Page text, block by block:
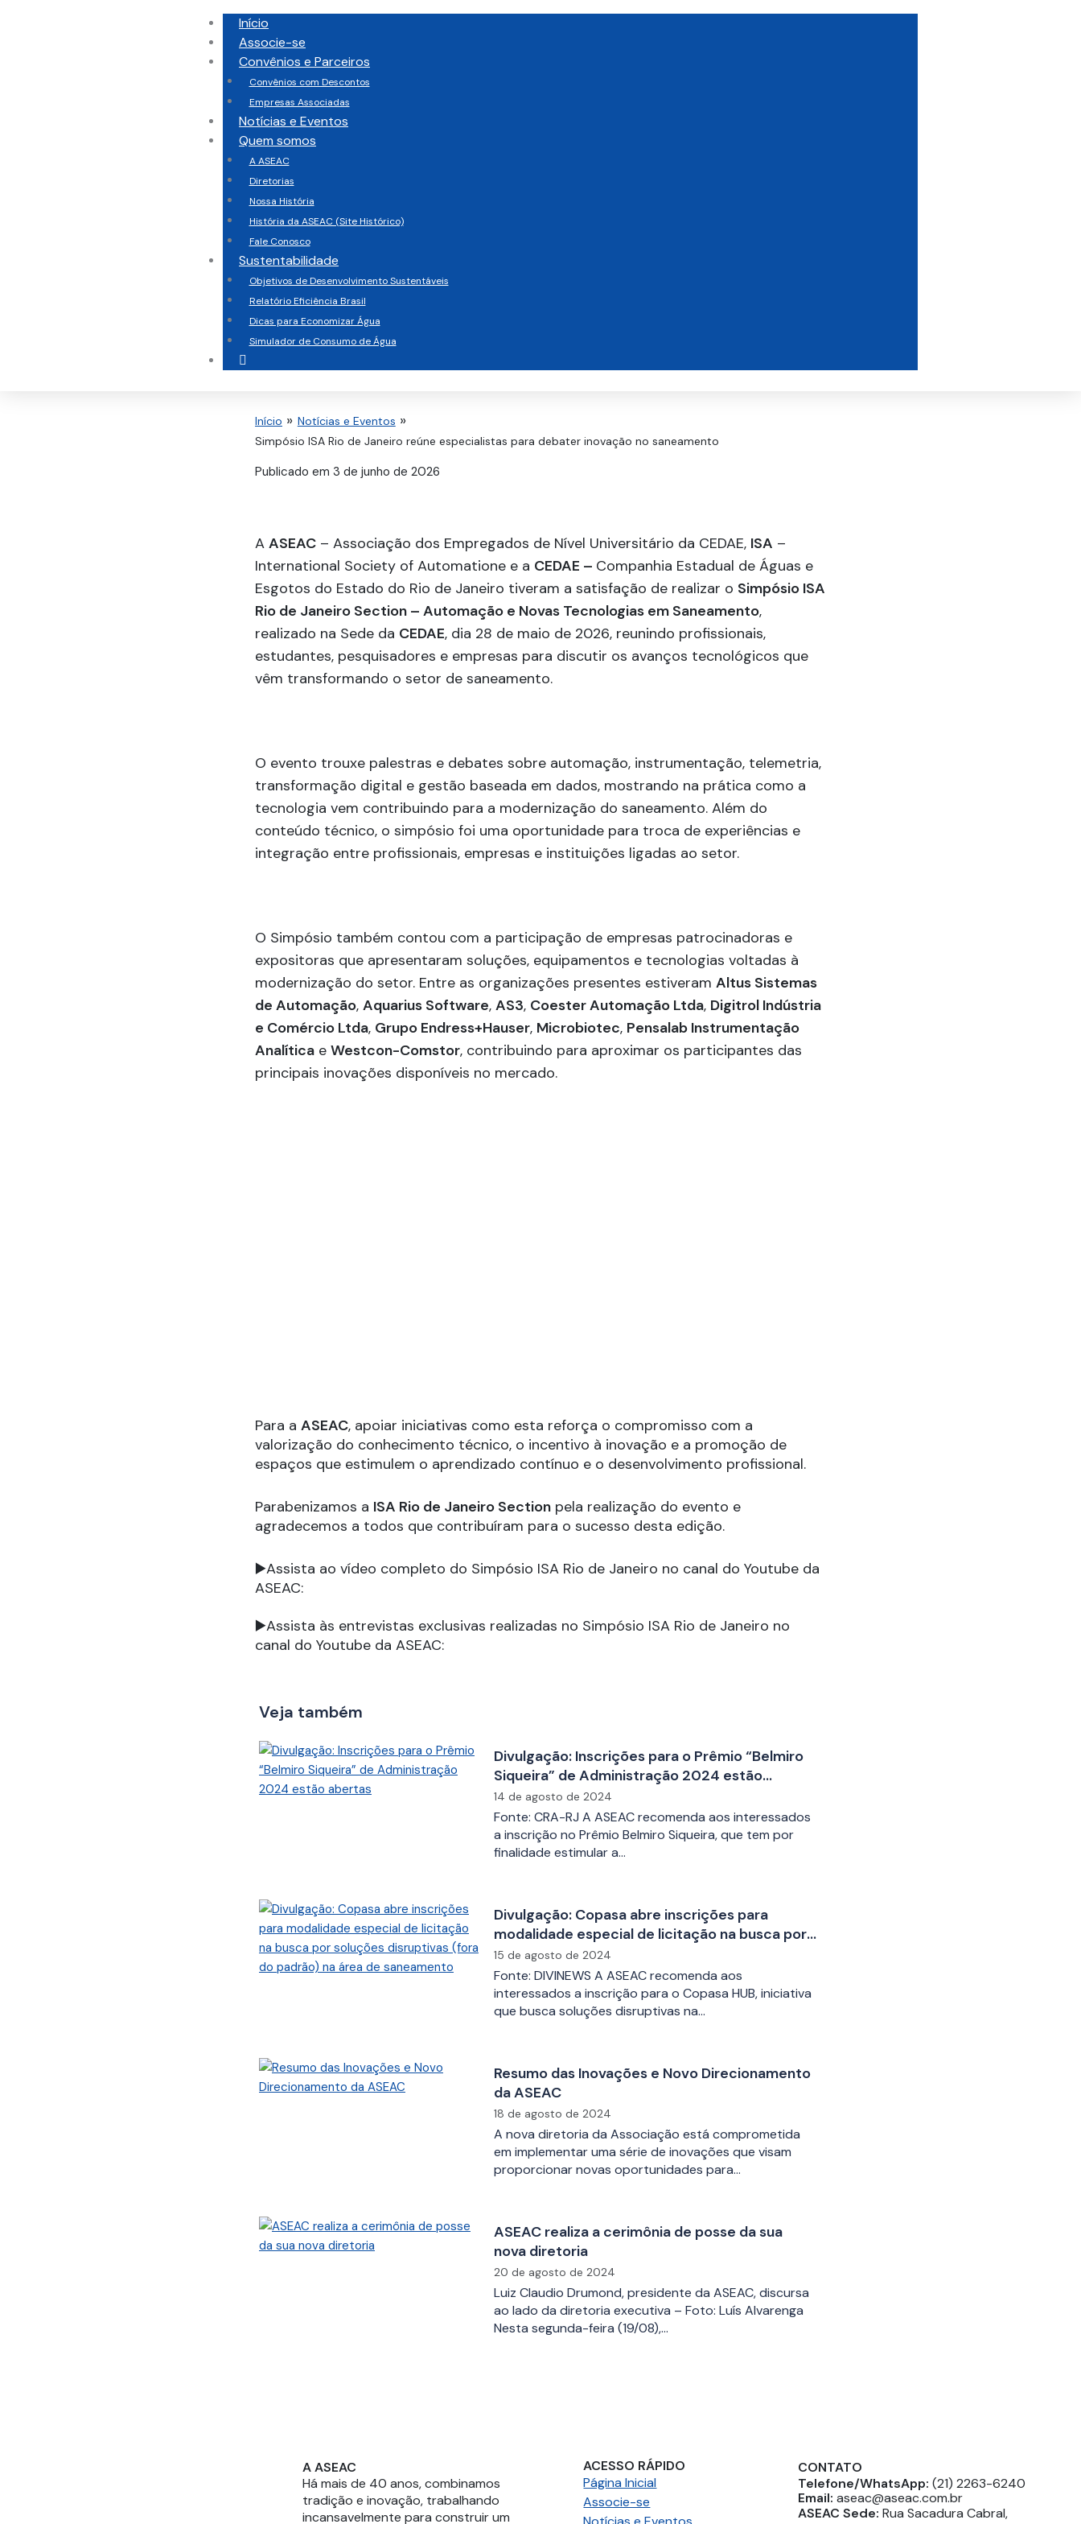
Início
Associe-se
Convênios e Parceiros
Convênios com Descontos
Empresas Associadas
Notícias e Eventos
Quem somos
A ASEAC
Diretorias
Nossa História
História da ASEAC (Site Histórico)
Fale Conosco
Sustentabilidade
Objetivos de Desenvolvimento Sustentáveis
Relatório Eficiência Brasil
Dicas para Economizar Água
Simulador de Consumo de Água
Início
Notícias e Eventos
Simpósio ISA Rio de Janeiro reúne especialistas para debater inovação no saneamento
Publicado em 3 de junho de 2026
A ASEAC – Associação dos Empregados de Nível Universitário da CEDAE, ISA –
International Society of Automatione e a CEDAE – Companhia Estadual de Águas e
Esgotos do Estado do Rio de Janeiro tiveram a satisfação de realizar o Simpósio ISA
Rio de Janeiro Section – Automação e Novas Tecnologias em Saneamento,
realizado na Sede da CEDAE, dia 28 de maio de 2026, reunindo profissionais,
estudantes, pesquisadores e empresas para discutir os avanços tecnológicos que
vêm transformando o setor de saneamento.
O evento trouxe palestras e debates sobre automação, instrumentação, telemetria,
transformação digital e gestão baseada em dados, mostrando na prática como a
tecnologia vem contribuindo para a modernização do saneamento. Além do
conteúdo técnico, o simpósio foi uma oportunidade para troca de experiências e
integração entre profissionais, empresas e instituições ligadas ao setor.
O Simpósio também contou com a participação de empresas patrocinadoras e
expositoras que apresentaram soluções, equipamentos e tecnologias voltadas à
modernização do setor. Entre as organizações presentes estiveram Altus Sistemas
de Automação, Aquarius Software, AS3, Coester Automação Ltda, Digitrol Indústria
e Comércio Ltda, Grupo Endress+Hauser, Microbiotec, Pensalab Instrumentação
Analítica e Westcon-Comstor, contribuindo para aproximar os participantes das
principais inovações disponíveis no mercado.
Para a ASEAC, apoiar iniciativas como esta reforça o compromisso com a
valorização do conhecimento técnico, o incentivo à inovação e a promoção de
espaços que estimulem o aprendizado contínuo e o desenvolvimento profissional.
Parabenizamos a ISA Rio de Janeiro Section pela realização do evento e
agradecemos a todos que contribuíram para o sucesso desta edição.
▶️Assista ao vídeo completo do Simpósio ISA Rio de Janeiro no canal do Youtube da
ASEAC:
▶️Assista às entrevistas exclusivas realizadas no Simpósio ISA Rio de Janeiro no
canal do Youtube da ASEAC:
Veja também
Divulgação: Inscrições para o Prêmio “Belmiro
Siqueira” de Administração 2024 estão
abertas
14 de agosto de 2024
Fonte: CRA-RJ A ASEAC recomenda aos interessados
a inscrição no Prêmio Belmiro Siqueira, que tem por
finalidade estimular a…
Divulgação: Copasa abre inscrições para
modalidade especial de licitação na busca por
soluções disruptivas (fora do padrão) na área
de saneamento
15 de agosto de 2024
Fonte: DIVINEWS A ASEAC recomenda aos
interessados a inscrição para o Copasa HUB, iniciativa
que busca soluções disruptivas na…
Resumo das Inovações e Novo Direcionamento
da ASEAC
18 de agosto de 2024
A nova diretoria da Associação está comprometida
em implementar uma série de inovações que visam
proporcionar novas oportunidades para…
ASEAC realiza a cerimônia de posse da sua
nova diretoria
20 de agosto de 2024
Luiz Claudio Drumond, presidente da ASEAC, discursa
ao lado da diretoria executiva – Foto: Luís Alvarenga
Nesta segunda-feira (19/08),…
A ASEAC
Há mais de 40 anos, combinamos
tradição e inovação, trabalhando
incansavelmente para construir um
ACESSO RÁPIDO
Página Inicial
Associe-se
CONTATO
Telefone/WhatsApp: (21) 2263-6240
Email: aseac@aseac.com.br
ASEAC Sede: Rua Sacadura Cabral,